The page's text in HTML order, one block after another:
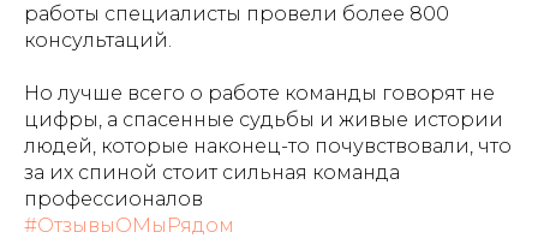
работы специалисты провели более 800
консультаций.
Но лучше всего о работе команды говорят не
цифры, а спасенные судьбы и живые истории
людей, которые наконец-то почувствовали, что
за их спиной стоит сильная команда
профессионалов
#ОтзывыОМыРядом